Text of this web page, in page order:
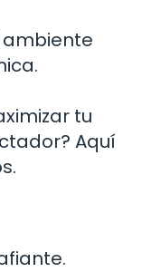
ambiente
tu
Aquí